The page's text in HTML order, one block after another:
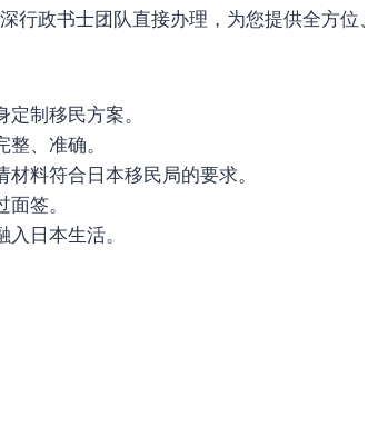
政书士团队直接办理，为您提供全方位、
制移民方案。
、准确。
料符合日本移民局的要求。
签。
日本生活。